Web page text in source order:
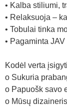
• Kalba stiliumi,
• Relaksuoja –
• Tobulai tinka
• Pagaminta
Kodėl verta
o Sukuria
o Papuošk savo
o Mūsų